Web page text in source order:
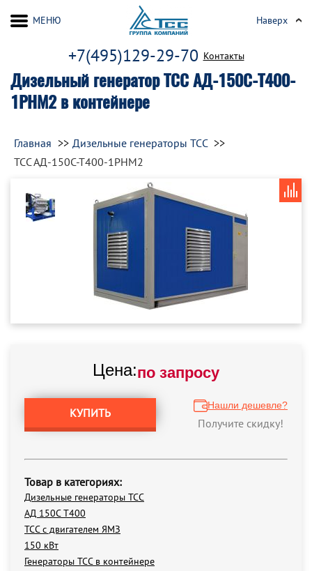
Дизельный генератор ТСС АД-150С-Т400-
1РНМ2 в контейнере
+7(495)129-29-70 Контакты
МЕНЮ Наверх
Главная
Дизельные генераторы ТСС
ТСС АД-150С-Т400-1РНМ2
Цена:по запросу
КУПИТЬ
Нашли дешевле?
Получите скидку!
Товар в категориях:
Дизельные генераторы ТСС
АД 150С Т400
ТСС с двигателем ЯМЗ
150 кВт
Генераторы ТСС в контейнере